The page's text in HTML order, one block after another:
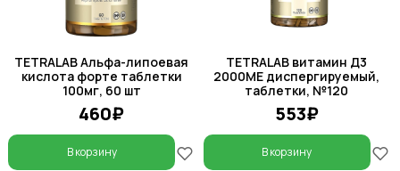
TETRALAB Альфа-липоевая
кислота форте таблетки
100мг, 60 шт
460₽
В корзину
TETRALAB витамин Д3
2000МЕ диспергируемый,
таблетки, №120
553₽
В корзину